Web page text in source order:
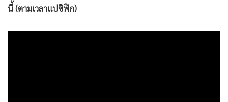
• ต่างประเทศ
นี้ (ตามเวลาแปซิฟิก)